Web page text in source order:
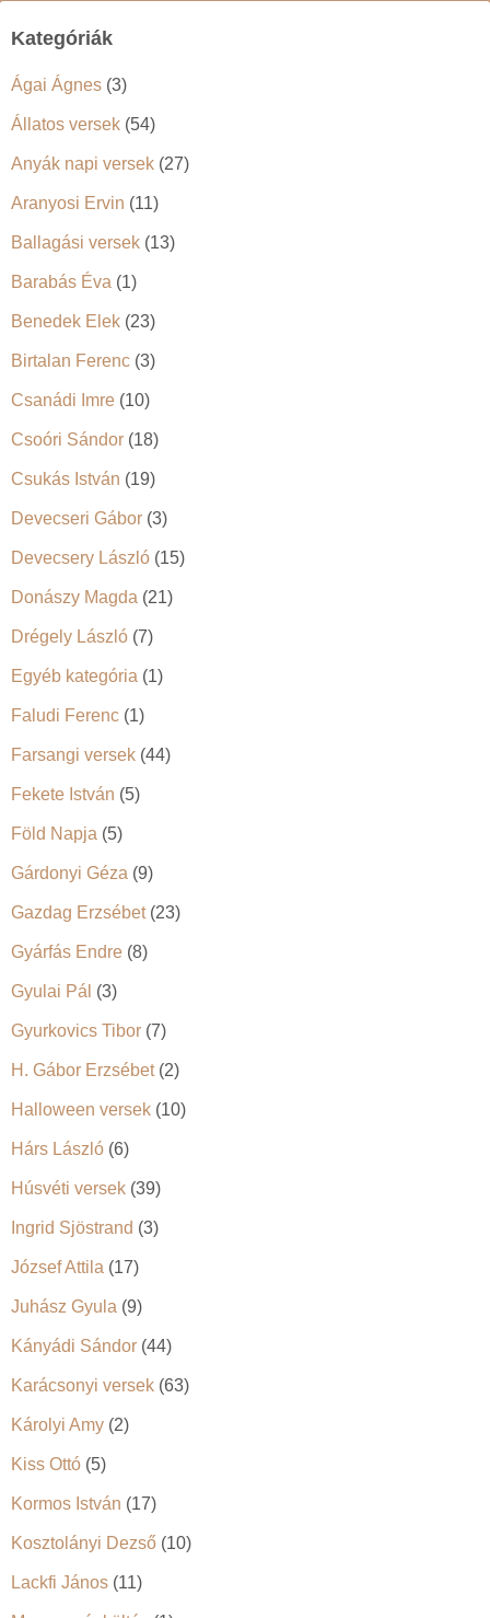
Kategóriák
Ágai Ágnes (3)
Állatos versek (54)
Anyák napi versek (27)
Aranyosi Ervin (11)
Ballagási versek (13)
Barabás Éva (1)
Benedek Elek (23)
Birtalan Ferenc (3)
Csanádi Imre (10)
Csoóri Sándor (18)
Csukás István (19)
Devecseri Gábor (3)
Devecsery László (15)
Donászy Magda (21)
Drégely László (7)
Egyéb kategória (1)
Faludi Ferenc (1)
Farsangi versek (44)
Fekete István (5)
Föld Napja (5)
Gárdonyi Géza (9)
Gazdag Erzsébet(23)
Gyárfás Endre (8)
Gyulai Pál (3)
Gyurkovics Tibor (7)
H. Gábor Erzsébet(2)
Halloween versek (10)
Hárs László (6)
Húsvéti versek (39)
Ingrid Sjöstrand (3)
József Attila (17)
Juhász Gyula (9)
Kányádi Sándor (44)
Karácsonyi versek (63)
Károlyi Amy (2)
Kiss Ottó (5)
Kormos István (17)
Kosztolányi Dezső (10)
Lackfi János (11)